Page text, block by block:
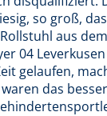
so groß,
aus
04
gelaufen,
das